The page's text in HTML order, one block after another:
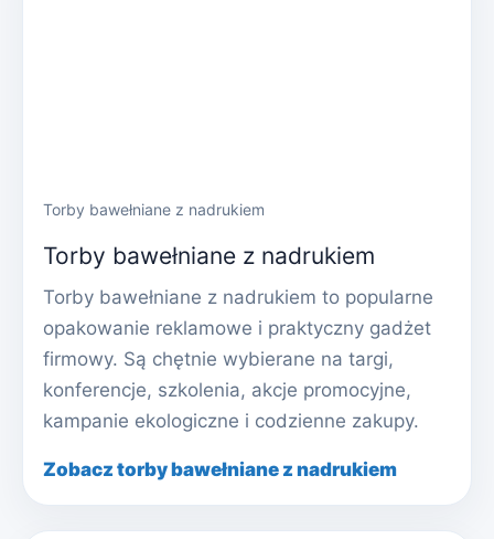
Torby bawełniane z nadrukiem
Torby bawełniane z nadrukiem
Torby bawełniane z nadrukiem to popularne
opakowanie reklamowe i praktyczny gadżet
firmowy. Są chętnie wybierane na targi,
konferencje, szkolenia, akcje promocyjne,
kampanie ekologiczne i codzienne zakupy.
Zobacz torby bawełniane z nadrukiem